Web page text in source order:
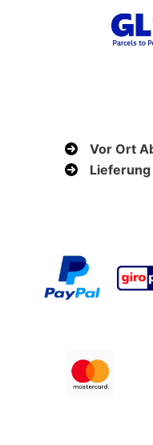
Vor Ort
Lieferung